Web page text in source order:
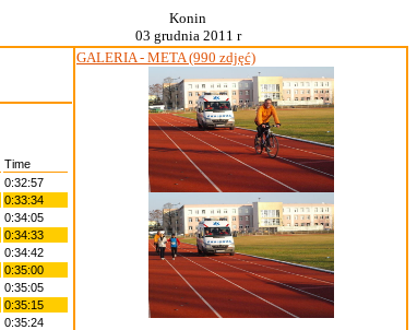
Konin
03 grudnia 2011 r
Time
0:32:57
0:33:34
0:34:05
0:34:33
0:34:42
0:35:00
0:35:05
0:35:15
0:35:24
GALERIA - META (990 zdjęć)